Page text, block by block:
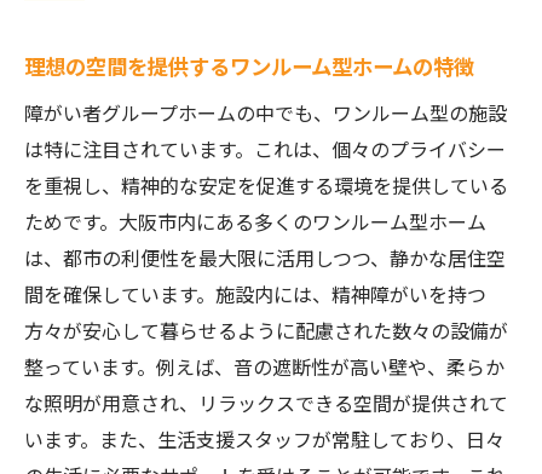
理想の空間を提供するワンルーム型ホームの特徴
障がい者グループホームの中でも、ワンルーム型の施設
は特に注目されています。これは、個々のプライバシー
を重視し、精神的な安定を促進する環境を提供している
ためです。大阪市内にある多くのワンルーム型ホーム
は、都市の利便性を最大限に活用しつつ、静かな居住空
間を確保しています。施設内には、精神障がいを持つ
方々が安心して暮らせるように配慮された数々の設備が
整っています。例えば、音の遮断性が高い壁や、柔らか
な照明が用意され、リラックスできる空間が提供されて
います。また、生活支援スタッフが常駐しており、日々